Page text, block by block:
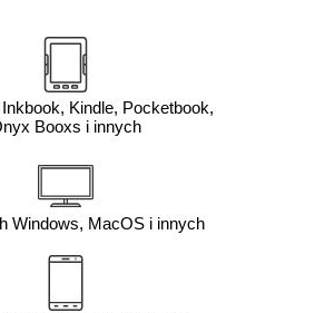
Kindle, Pocketbook,
Booxs i innych
Windows, MacOS i innych